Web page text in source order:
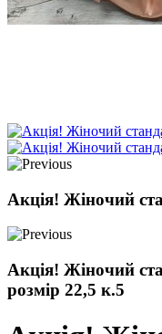
Акція! Жіночий
Акція! Жіночий
розмір 22,5 к.5